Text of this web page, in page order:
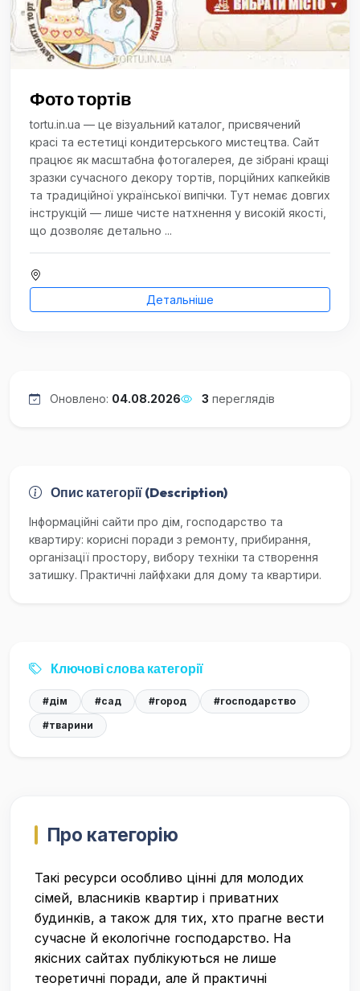
Фото тортів
tortu.in.ua — це візуальний каталог, присвячений
красі та естетиці кондитерського мистецтва. Сайт
працює як масштабна фотогалерея, де зібрані кращі
зразки сучасного декору тортів, порційних капкейків
та традиційної української випічки. Тут немає довгих
інструкцій — лише чисте натхнення у високій якості,
що дозволяє детально ...
Детальніше
Оновлено: 04.08.2026 3 переглядів
Опис категорії (Description)
Інформаційні сайти про дім, господарство та
квартиру: корисні поради з ремонту, прибирання,
організації простору, вибору техніки та створення
затишку. Практичні лайфхаки для дому та квартири.
Ключові слова категорії
#дім #сад #город
#господарство
#тварини
Про категорію
Такі ресурси особливо цінні для молодих
сімей, власників квартир і приватних
будинків, а також для тих, хто прагне вести
сучасне й екологічне господарство. На
якісних сайтах публікуються не лише
теоретичні поради, але й практичні